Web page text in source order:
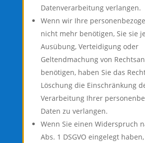
Datenverarbeitung verlangen.
Wenn wir Ihre
nicht mehr benötigen, Sie sie
Ausübung, Verteidigung oder
Geltendmachung von
benötigen, haben Sie das
Löschung die Einschränkung
Verarbeitung Ihrer
Daten zu verlangen.
Wenn Sie einen Widerspruch
Abs. 1 DSGVO eingelegt